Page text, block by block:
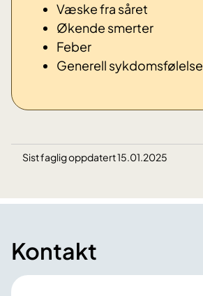
Væske fra såret
Økende smerter
Feber
Generell sykdomsfølelse
Sist faglig oppdatert 15.01.2025
Kontakt